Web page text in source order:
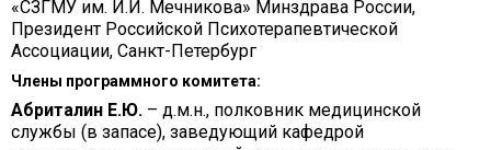
«СЗГМУ им. И.И. Мечникова» Минздрава России,
Президент Российской Психотерапевтической
Ассоциации, Санкт-Петербург
Члены программного комитета:
Абриталин Е.Ю. – д.м.н., полковник медицинской
службы (в запасе), заведующий кафедрой